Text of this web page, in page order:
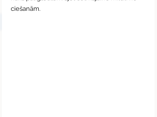
ciešanām.